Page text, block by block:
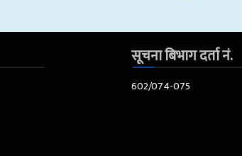
सूचना बिभाग दर्ता नं.
602/074-075